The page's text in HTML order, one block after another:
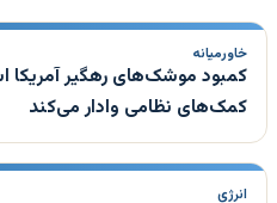
خاورمیانه
کمبود موشک‌های رهگیر آمریکا
کمک‌های نظامی وادار می‌کند
انرژی